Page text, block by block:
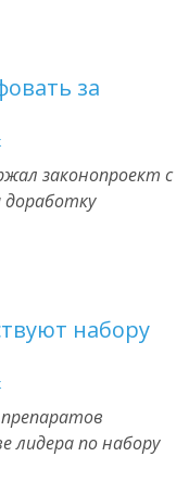
за
законопроект с
доработку
набору
лидера по набору